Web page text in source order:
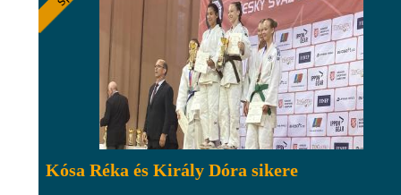
Kósa Réka és Király Dóra sikere